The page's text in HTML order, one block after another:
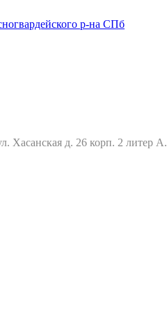
Хасанская д. 26 корп. 2 литер А.